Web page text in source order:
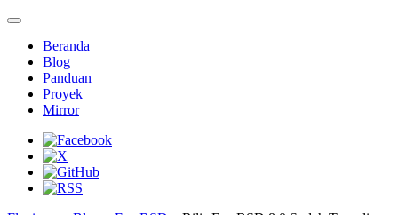
Beranda
Blog
Panduan
Proyek
Mirror